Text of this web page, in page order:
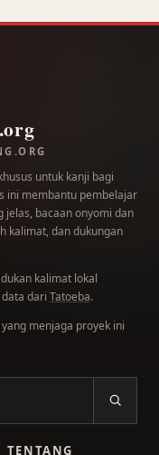
untuk kanji bagi
ini membantu pembelajar
bacaan onyomi dan
kalimat, dan dukungan
kalimat lokal
dari Tatoeba.
yang menjaga proyek ini
TENTANG